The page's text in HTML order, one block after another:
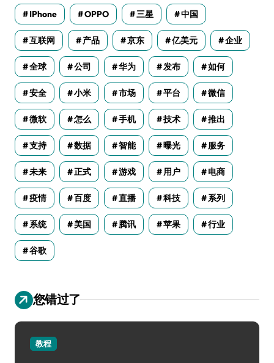
IPhone OPPO 三星 中国
互联网 产品 京东 亿美元 企业
全球 公司 华为 发布 如何
安全 小米 市场 平台 微信
微软 怎么 手机 技术 推出
支持 数据 智能 曝光 服务
未来 正式 游戏 用户 电商
疫情 百度 直播 科技 系列
系统 美国 腾讯 苹果 行业
谷歌
您错过了
教程